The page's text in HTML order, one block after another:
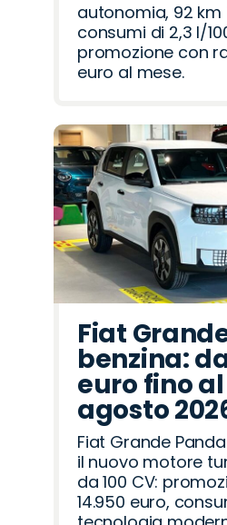
autonomia, 92 km
consumi di 2,3 l/
promozione con
euro al mese.
Fiat
benzina:
euro fino al
agosto
Fiat Grande
il nuovo motore
da 100 CV:
14.950 euro,